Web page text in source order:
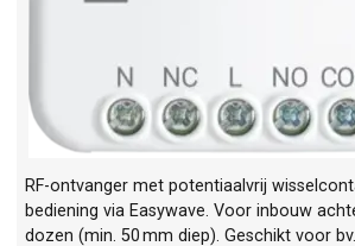
RF-ontvanger met potentiaalvrij
bediening via Easywave. Voor inbouw
dozen (min. 50 mm diep). Geschikt voor